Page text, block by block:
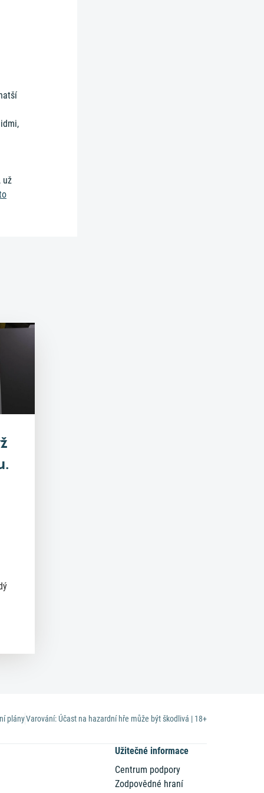
už
plányVarování: Účast na hazardní hře může být škodlivá | 18+
Užitečné informace
Centrum podpory
Zodpovědné hraní